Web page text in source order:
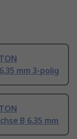
mm 3-polig
B 6.35 mm